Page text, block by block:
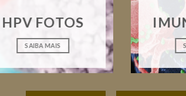
HPV FOTOS
SAIBA MAIS